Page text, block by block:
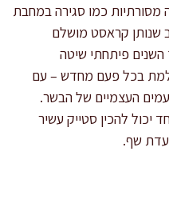
מסורתיות כמו סגירה במחבת
שנותן קראסט מושלם
השנים פיתחתי שיטה
בכל פעם מחדש – עם
העצמיים של הבשר.
יכול להכין סטייק עשיר
שף.